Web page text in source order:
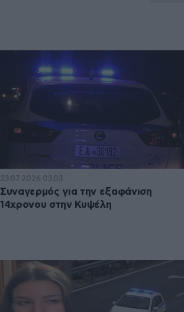
23·07·2026 03:03
Συναγερμός για την εξαφάνιση
14χρονου στην Κυψέλη